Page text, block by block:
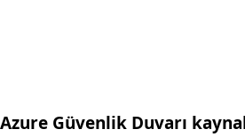
Azure Güvenlik Duvarı